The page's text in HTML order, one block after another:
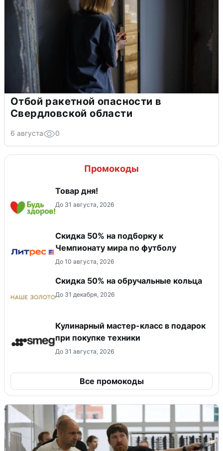
Отбой ракетной опасности в
Свердловской области
6 августа 0
Промокоды
Товар дня!
До 31 августа, 2026
Скидка 50% на подборку к
Чемпионату мира по футболу
До 10 августа, 2026
Скидка 50% на обручальные кольца
До 31 декабря, 2026
Кулинарный мастер-класс в подарок
при покупке техники
До 31 августа, 2026
Все промокоды